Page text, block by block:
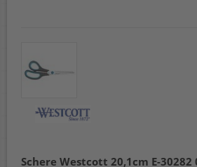
Schere Westcott 20,1cm E-30282